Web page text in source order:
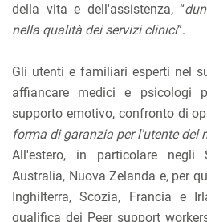
della vita e dell'assistenza, “
nella qualità dei servizi clinici”.
Gli utenti e familiari esperti nel
affiancare medici e psicologi
supporto emotivo, confronto di
forma di garanzia per l'utente del
All'estero, in particolare negli
Australia, Nuova Zelanda e, per
Inghilterra, Scozia, Francia e
qualifica dei Peer support